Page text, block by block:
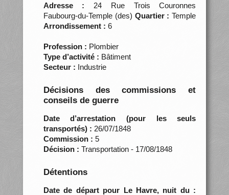
Adresse : 24 Rue Trois Couronnes
Faubourg-du-Temple (des) Quartier : Temple
Arrondissement : 6
Profession : Plombier
Type d’activité : Bâtiment
Secteur : Industrie
Décisions des commissions et
conseils de guerre
Date d’arrestation (pour les seuls
transportés) : 26/07/1848
Commission : 5
Décision : Transportation - 17/08/1848
Détentions
Date de départ pour Le Havre, nuit du :